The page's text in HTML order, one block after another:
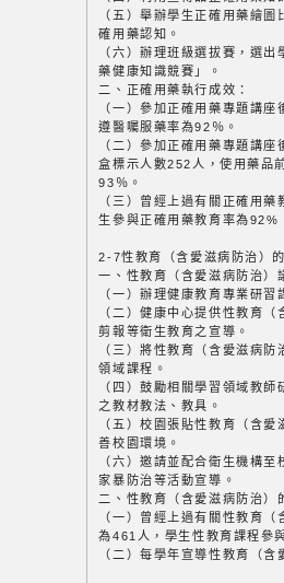
（五）舉辦學生正確用藥繪
確用藥認知。
（六）辦理班級選拔賽，選
藥健康知識競賽」。
二、正確用藥執行成效：
（一）參加正確用藥專題講
遵醫囑服藥率為92％。
（二）參加正確用藥專題講
盒標示人數252人，使用藥品
93％。
（三）曾經上過有關正確用
生參與正確用藥教育率為92%
2-7性教育（含愛滋病防治）
一、性教育（含愛滋病防治）
（一）辦理健康教育專業研習
（二）健康中心提供性教育
剪報等衛生教育之宣導。
（三）將性教育（含愛滋病
領域課程。
（四）鼓勵相關學習領域教
之教材教法、教具。
（五）校園張貼性教育（含
善校園環境。
（六）邀請並配合衛生機構
家暴防治等活動宣導。
二、性教育（含愛滋病防治）
（一）曾經上過有關性教育
為461人，學生性教育課程參
（二）每學年宣導性教育（